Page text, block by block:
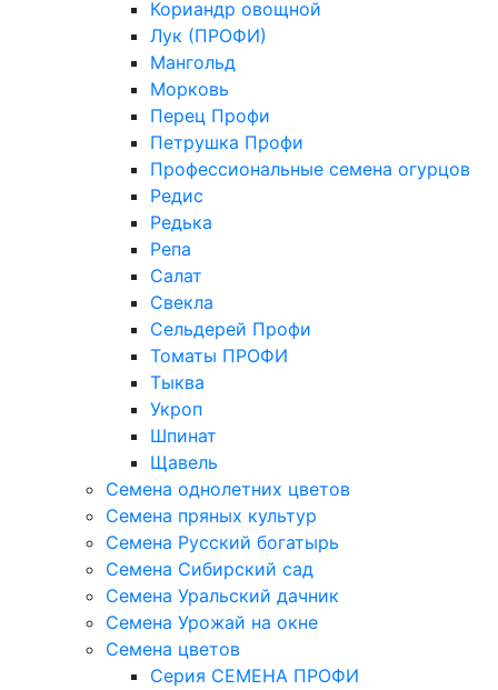
Кориандр овощной
Лук (ПРОФИ)
Мангольд
Морковь
Перец Профи
Петрушка Профи
Профессиональные семена огурцов
Редис
Редька
Репа
Салат
Свекла
Сельдерей Профи
Томаты ПРОФИ
Тыква
Укроп
Шпинат
Щавель
Семена однолетних цветов
Семена пряных культур
Семена Русский богатырь
Семена Сибирский сад
Семена Уральский дачник
Семена Урожай на окне
Семена цветов
Cерия CЕМЕНА ПРОФИ